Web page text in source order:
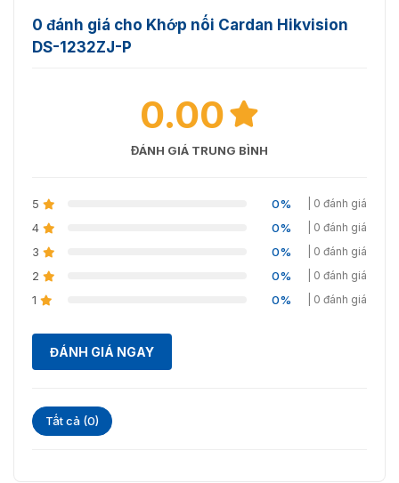
0 đánh giá cho Khớp nối Cardan Hikvision
DS-1232ZJ-P
0.00
ĐÁNH GIÁ TRUNG BÌNH
5 0% | 0 đánh giá
4 0% | 0 đánh giá
3 0% | 0 đánh giá
2 0% | 0 đánh giá
1 0% | 0 đánh giá
ĐÁNH GIÁ NGAY
Tất cả (0)